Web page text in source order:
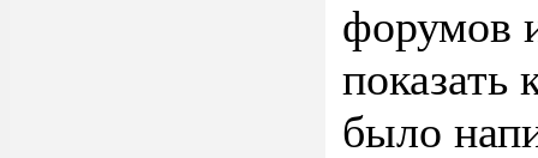
форумов
показать
было